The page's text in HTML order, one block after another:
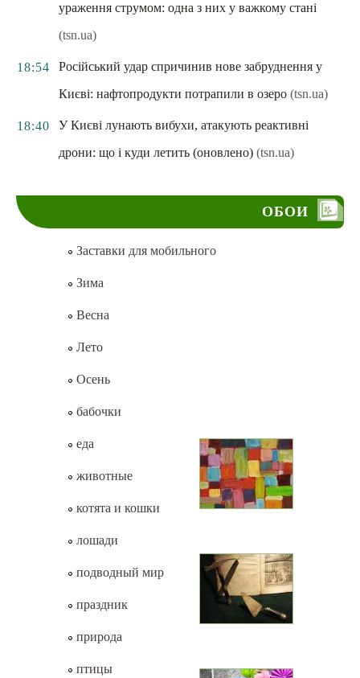
ураження струмом: одна з них у важкому стані
(tsn.ua)
18:54
Російський удар спричинив нове забруднення у
Києві: нафтопродукти потрапили в озеро (tsn.ua)
18:40
У Києві лунають вибухи, атакують реактивні
дрони: що і куди летить (оновлено) (tsn.ua)
ОБОИ
Заставки для мобильного
Зима
Весна
Лето
Осень
бабочки
еда
животные
котята и кошки
лошади
подводный мир
праздник
природа
птицы